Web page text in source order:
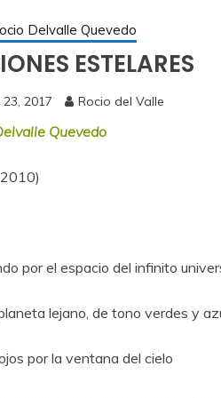
Delvalle Quevedo
ESTELARES
2017 Rocio del Valle
Quevedo
por el espacio del infinito
lejano, de tono verdes y
por la ventana del cielo